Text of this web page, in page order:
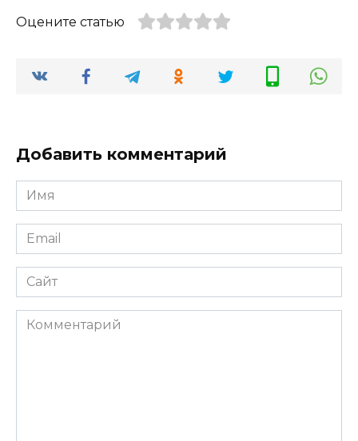
Оцените статью
Добавить комментарий
Имя
Email
Сайт
Комментарий